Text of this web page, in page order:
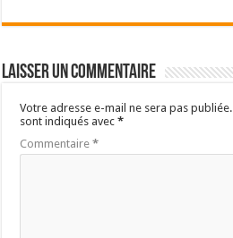
Laisser un commentaire
Votre adresse e-mail ne sera pas publiée.
sont indiqués avec*
Commentaire*